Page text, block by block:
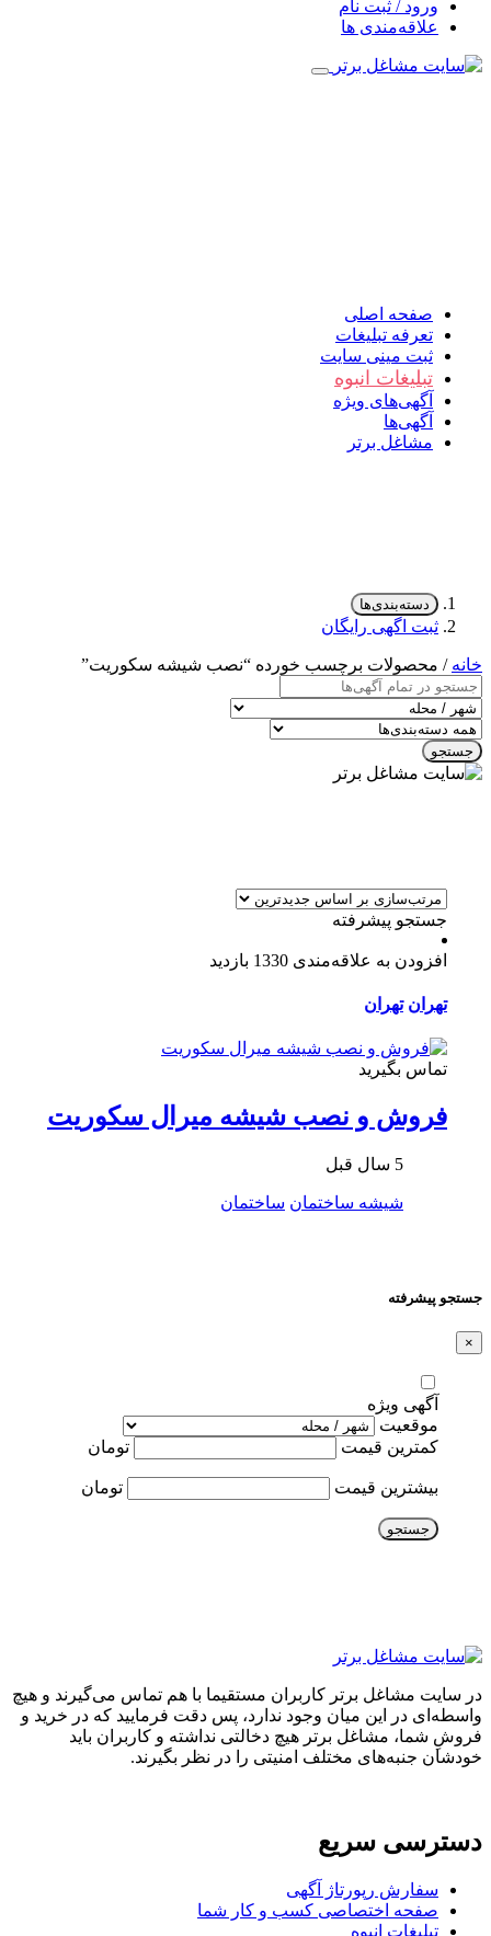
ورود / ثبت نام
علاقه‌مندی ها
صفحه اصلی
تعرفه تبلیغات
ثبت مینی سایت
تبلیغات انبوه
آگهی‌های ویژه
آگهی‌ها
مشاغل برتر
دسته‌بندی‌ها
ثبت اگهی رایگان
خانه / محصولات برچسب خورده “نصب شیشه سکوریت”
جستجو
جستجو پیشرفته
افزودن به علاقه‌مندی 1330 بازدید
تهران تهران
تماس بگیرید
فروش و نصب شیشه میرال سکوریت
5 سال قبل
شیشه ساختمان ساختمان
جستجو پیشرفته
×
آگهی ویژه
موقعیت
کمترین قیمت
تومان
بیشترین قیمت تومان
جستجو
در سایت مشاغل برتر کاربران مستقیما با هم تماس می‌گیرند و هیچ
واسطه‌ای در این میان وجود ندارد، پس دقت فرمایید که در خرید و
فروشِ شما، مشاغل برتر هیچ دخالتی نداشته و کاربران باید
خودشان جنبه‌های مختلف امنیتی را در نظر بگیرند.
دسترسی سریع
سفارش رپورتاژ آگهی
صفحه اختصاصی کسب و کار شما
تبلیغات انبوه